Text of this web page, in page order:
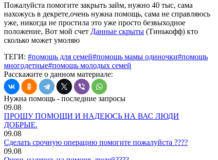
Пожалуйста помогите закрыть займ, нужно 40 тыс, сама
нахожусь в декрете,очень нужна помощь, сама не справляюсь
уже, никогда не простила это уже просто безвыходное
положение, Вот мой счет Данные скрыты (Тинькофф) кто
сколько может умоляю
ТЕГИ: #помощь для семей#помощь мамы одиночки#помощь
многодетные#помощь молодых семей
Расскажите о данном материале:
Нужна помощь - последние запросы
09.08
ПРОШУ ПОМОЩИ И НАДЕЮСЬ НА ВАС ЛЮДИ
ДОБРЫЕ.
09.08
Сделать срочную операцию помогите пожалуйста ????
09.08